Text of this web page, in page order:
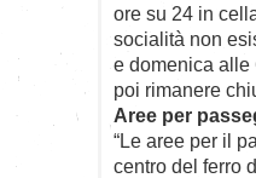
ore su 24 in
socialità non
e domenica alle
poi rimanere
Aree per
“Le aree per il
centro del ferro